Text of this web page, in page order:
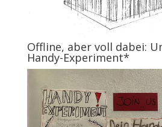
Offline, aber voll dabei:
Handy-Experiment*